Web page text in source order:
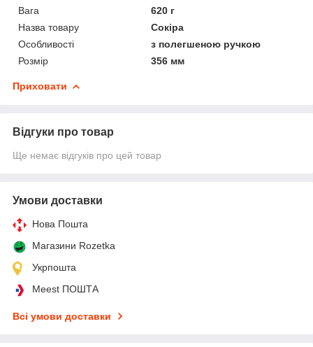
Вага
620 г
Назва товару
Сокіра
Особливості
з полегшеною ручкою
Розмір
356 мм
Приховати
Відгуки про товар
Ще немає відгуків про цей товар
Умови доставки
Нова Пошта
Магазини Rozetka
Укрпошта
Meest ПОШТА
Всі умови доставки